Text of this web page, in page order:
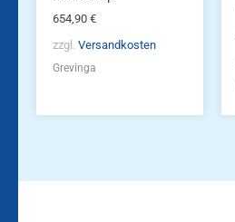
654,90 €
zzgl. Versandkosten
Grevinga